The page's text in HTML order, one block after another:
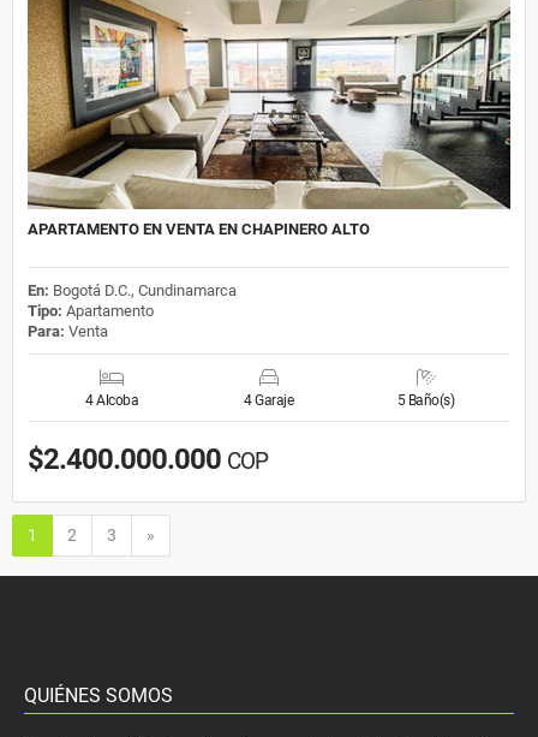
APARTAMENTO EN VENTA EN CHAPINERO ALTO
En: Bogotá D.C., Cundinamarca
Tipo: Apartamento
Para: Venta
4 Alcoba 4 Garaje 5 Baño(s)
$2.400.000.000 COP
1 2 3 »
QUIÉNES SOMOS